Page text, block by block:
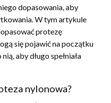
dopasowania, aby
W tym artykule
protezę
się pojawić na początku
aby długo spełniała
nylonowa?